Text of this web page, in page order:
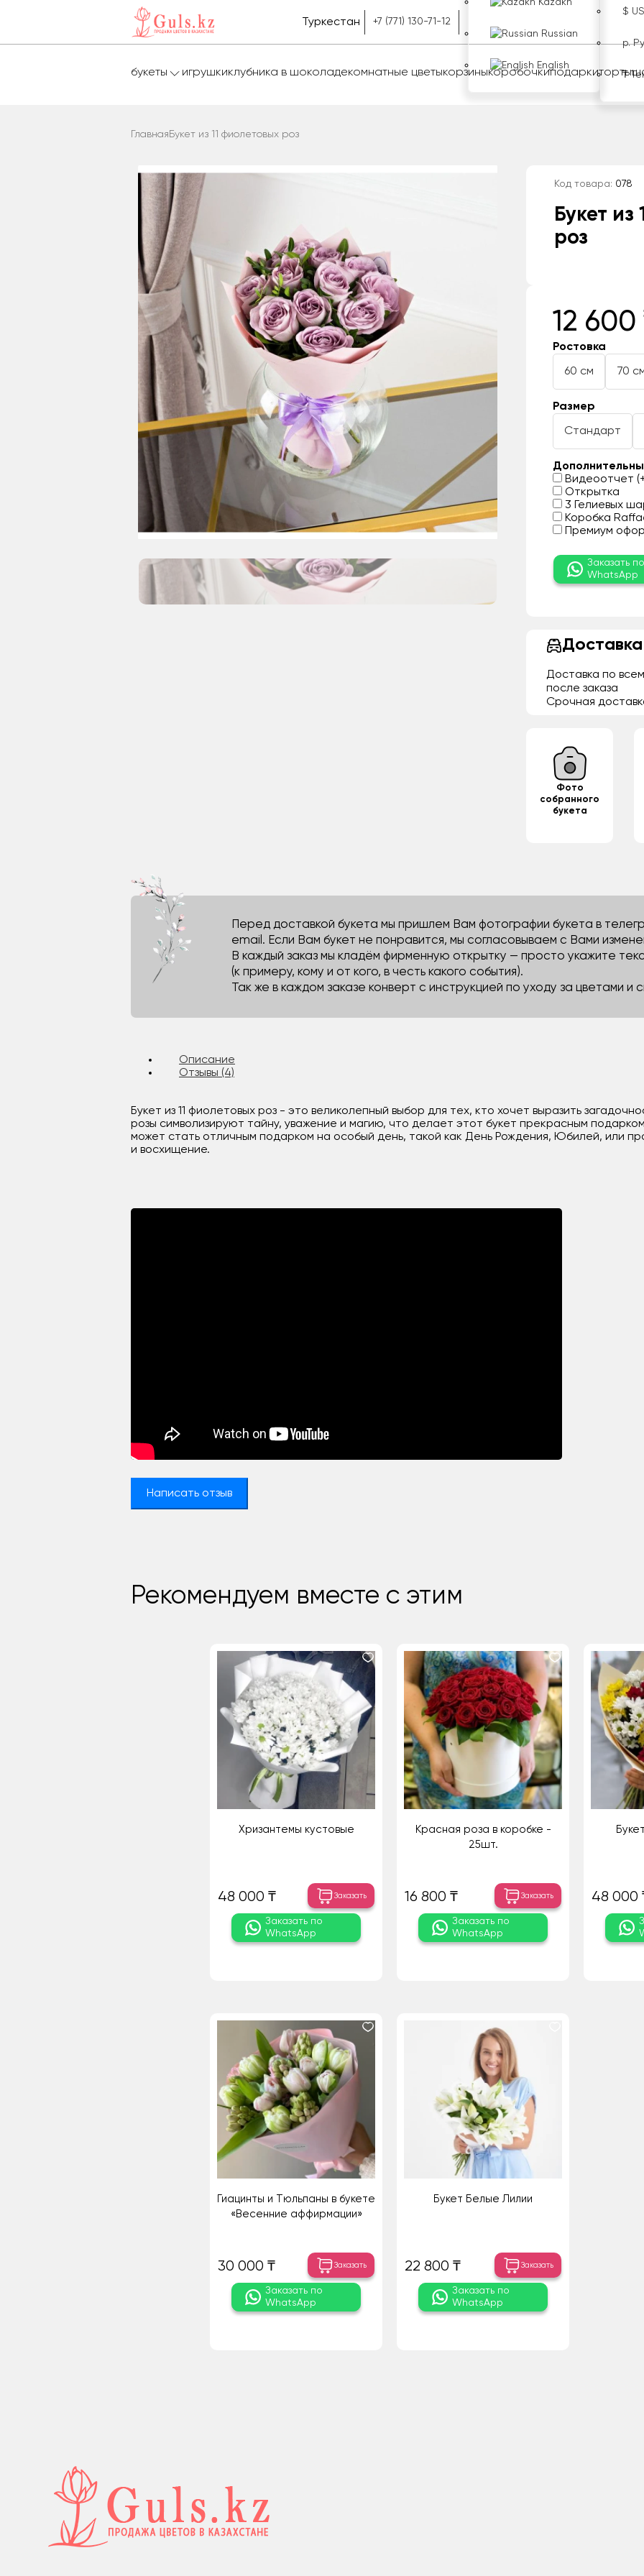
Туркестан +7 (771) 130-71-12
Kazakh
Russian
English
$
р.
₸
букеты игрушкиклубника в шоколадекомнатные цветыкорзиныкоробочкиподаркиторты
Главная Букет из 11 фиолетовых роз
Код товара: 078
Букет из
роз
12 600
Ростовка
60 см 70
Размер
Стандарт
Видеоотчет
Открытка
3 Гелиевых
Коробка
Премиум
Заказать по
WhatsApp
Доставка по
после заказа
Срочная
Фото
собранного
букета
Перед доставкой букета мы пришлем Вам фотографии букета в
email. Если Вам букет не понравится, мы согласовываем с Вами
В каждый заказ мы кладём фирменную открытку — просто укажите
(к примеру, кому и от кого, в честь какого события).
Так же в каждом заказе конверт с инструкцией по уходу за цветами и
Описание
Отзывы (4)
Букет из 11 фиолетовых роз - это великолепный выбор для тех, кто хочет выразить
розы символизируют тайну, уважение и магию, что делает этот букет прекрасным
может стать отличным подарком на особый день, такой как День Рождения, Юбилей, или
и восхищение.
Написать отзыв
Рекомендуем вместе с этим
Хризантемы кустовые
48 000 ₸ Заказать
Заказать по
WhatsApp
Красная роза в коробке -
25шт.
16 800 ₸ Заказать
Заказать по
WhatsApp
48 000
Гиацинты и Тюльпаны в букете
«Весенние аффирмации»
30 000 ₸ Заказать
Заказать по
WhatsApp
Букет Белые Лилии
22 800 ₸ Заказать
Заказать по
WhatsApp